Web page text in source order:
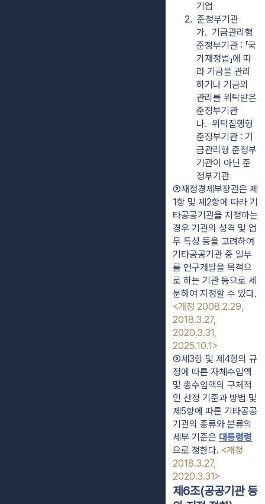
기업
2.  준정부기관
가.  기금관리형
준정부기관 : 「국
가재정법」에 따
라 기금을 관리
하거나 기금의
관리를 위탁받은
준정부기관
나.  위탁집행형
준정부기관 : 기
금관리형 준정부
기관이 아닌 준
정부기관
⑤재정경제부장관은 제
1항 및 제2항에 따라 기
타공공기관을 지정하는
경우 기관의 성격 및 업
무 특성 등을 고려하여
기타공공기관 중 일부
를 연구개발을 목적으
로 하는 기관 등으로 세
<개정 2008.2.29,
2018.3.27,
2020.3.31,
2025.10.1>
⑥제3항 및 제4항의 규
정에 따른 자체수입액
및 총수입액의 구체적
인 산정 기준과 방법 및
제5항에 따른 기타공공
기관의 종류와 분류의
세부 기준은 대통령령
으로 정한다. <개정
2018.3.27,
2020.3.31>
제6조(공공기관 등